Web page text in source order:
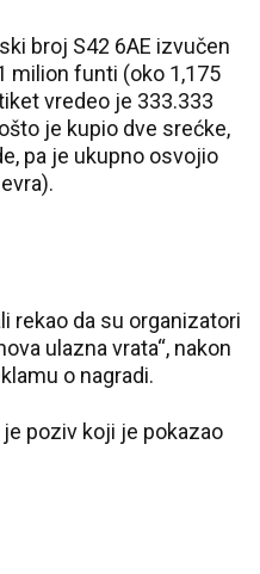
broj S42 6AE izvučen
milion funti (oko 1,175
vredeo je 333.333
je kupio dve srećke,
pa je ukupno osvojio
rekao da su organizatori
ulazna vrata“, nakon
o nagradi.
poziv koji je pokazao